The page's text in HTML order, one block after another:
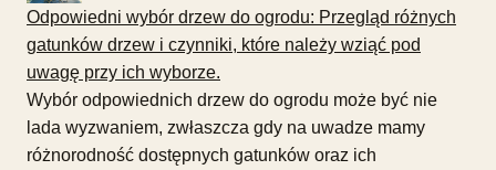
Odpowiedni wybór drzew do ogrodu: Przegląd różnych
gatunków drzew i czynniki, które należy wziąć pod
uwagę przy ich wyborze.
Wybór odpowiednich drzew do ogrodu może być nie
lada wyzwaniem, zwłaszcza gdy na uwadze mamy
różnorodność dostępnych gatunków oraz ich